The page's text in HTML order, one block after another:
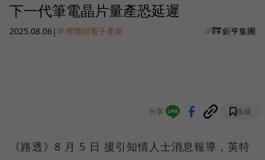
下一代筆電晶片量產恐延遲
2025.08.06|半導體與電子產業 鉅亨集團
分享 收藏
《路透》8 月 5 日 援引知情人士消息報導，英特